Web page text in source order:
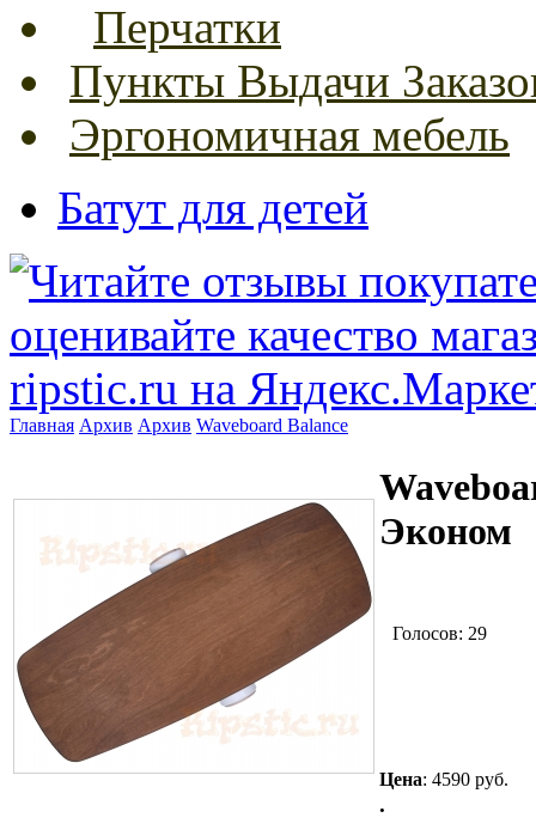
Перчатки
Пункты Выдачи
Эргономичная мебель
Батут для детей
Главная Архив Архив Waveboard Balance
Эконом
Голосов: 29
Цена: 4590 руб.
.